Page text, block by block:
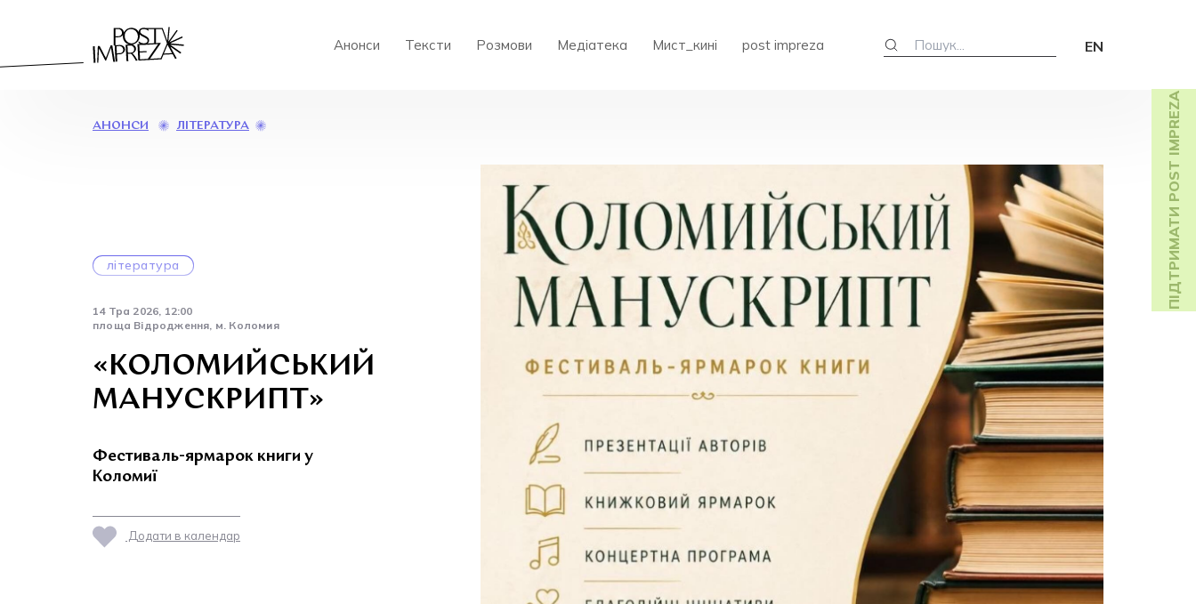
Анонси Тексти Розмови Медіатека Мист_кині post impreza EN
ПІДТРИМАТИ POST IMPREZA
АНОНСИ ЛІТЕРАТУРА
література
14 Тра 2026, 12:00
площа Відродження, м. Коломия
«КОЛОМИЙСЬКИЙ
МАНУСКРИПТ»
Фестиваль-ярмарок книги у
Коломиї
Додати в календар